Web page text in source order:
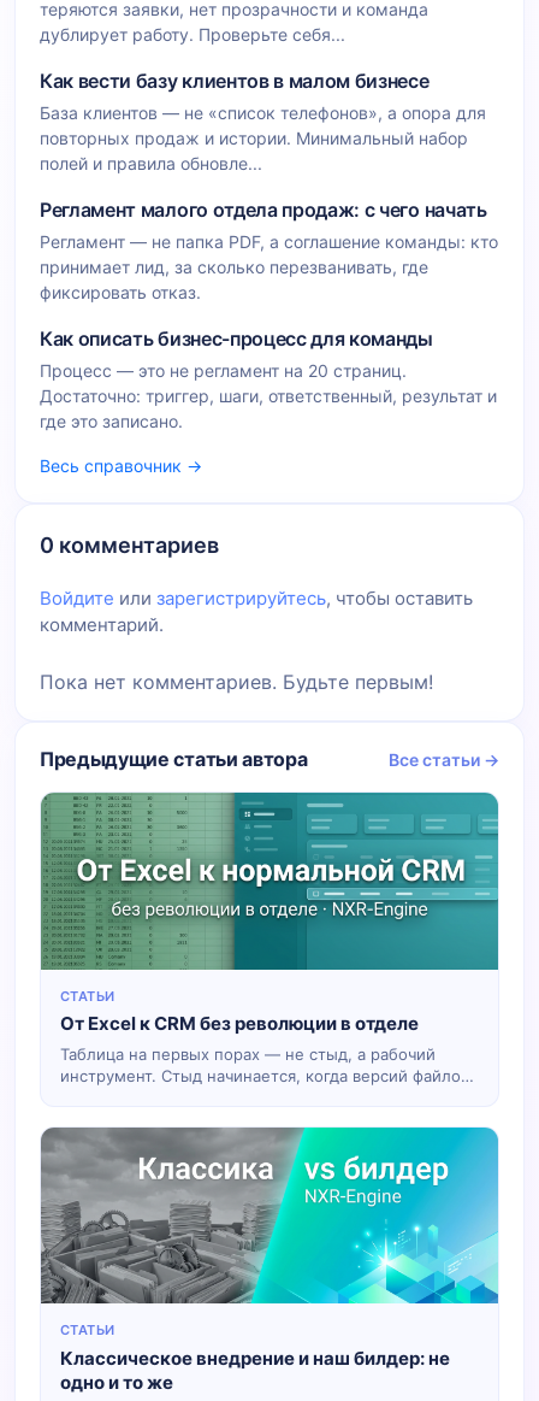
теряются заявки, нет прозрачности и команда
дублирует работу. Проверьте себя...
Как вести базу клиентов в малом бизнесе
База клиентов — не «список телефонов», а опора для
повторных продаж и истории. Минимальный набор
полей и правила обновле...
Регламент малого отдела продаж: с чего начать
Регламент — не папка PDF, а соглашение команды: кто
принимает лид, за сколько перезванивать, где
фиксировать отказ.
Как описать бизнес-процесс для команды
Процесс — это не регламент на 20 страниц.
Достаточно: триггер, шаги, ответственный, результат и
где это записано.
Весь справочник →
0 комментариев
Войдите или зарегистрируйтесь, чтобы оставить
комментарий.
Пока нет комментариев. Будьте первым!
Предыдущие статьи автора Все статьи →
СТАТЬИ
От Excel к CRM без революции в отделе
Таблица на первых порах — не стыд, а рабочий
инструмент. Стыд начинается, когда версий файлов
сделок в работе и где они застряли. Переход в
систему не обязан быть «проектом века»: можно
сделать его по-взрослому и по-человечески.
СТАТЬИ
Классическое внедрение и наш билдер: не
одно и то же